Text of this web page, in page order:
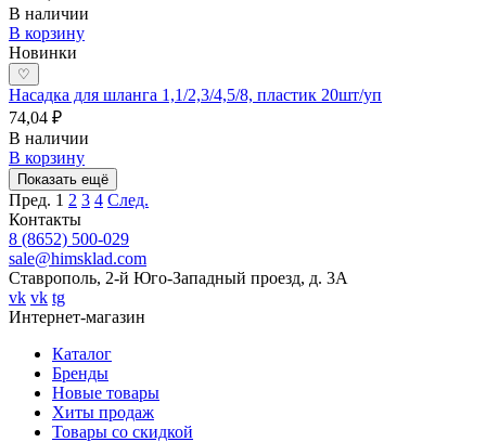
В наличии
В корзину
Новинки
♡
Насадка для шланга 1,1/2,3/4,5/8, пластик 20шт/уп
74,04 ₽
В наличии
В корзину
Показать ещё
Пред. 1 2 3 4 След.
Контакты
8 (8652) 500-029
sale@himsklad.com
Ставрополь, 2-й Юго-Западный проезд, д. 3А
vk vk tg
Интернет-магазин
Каталог
Бренды
Новые товары
Хиты продаж
Товары со скидкой